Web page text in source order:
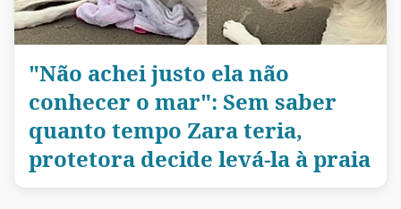
"Não achei justo ela não
conhecer o mar": Sem saber
quanto tempo Zara teria,
protetora decide levá-la à praia